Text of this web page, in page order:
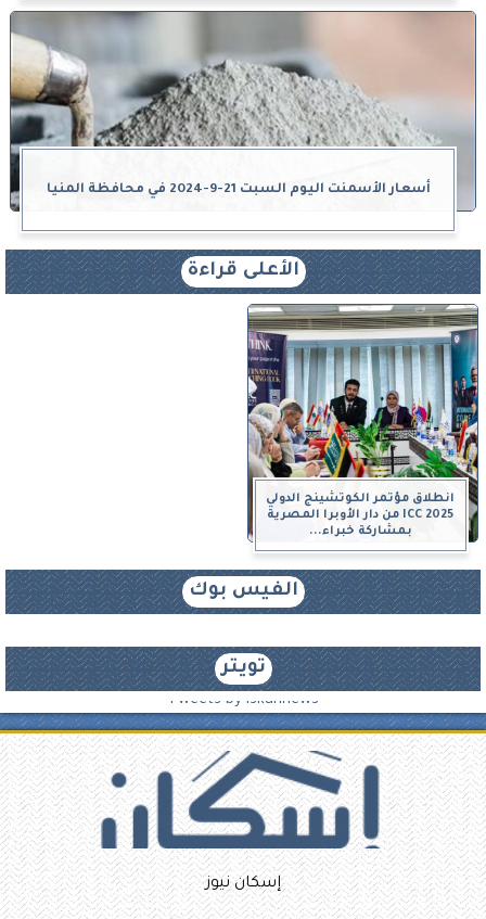
أسعار الأسمنت اليوم السبت 21-9-2024 في محافظة المنيا
الأعلى قراءة
انطلاق مؤتمر الكوتشينج الدولي
ICC 2025 من دار الأوبرا المصرية
بمشاركة خبراء...
الفيس بوك
تويتر
Tweets by iskannews
إسكان نيوز